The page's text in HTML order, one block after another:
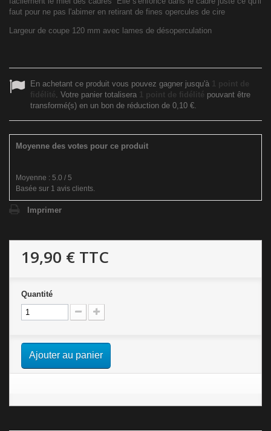
faut pour ne pas l'abimer en retirant de fines opercules de cire
Largeur de coupe 120 mm avec lames de désoperculation
En achetant ce produit vous pouvez gagner jusqu'à 1 point de
fidélité. Votre panier totalisera 1 point de fidélité pouvant être
transformé(s) en un bon de réduction de 0,10 €.
Moyenne des votes pour ce produit
Moyenne : 5.0 / 5
Basée sur 1 avis clients.
Imprimer
19,90 € TTC
Quantité
Ajouter au panier